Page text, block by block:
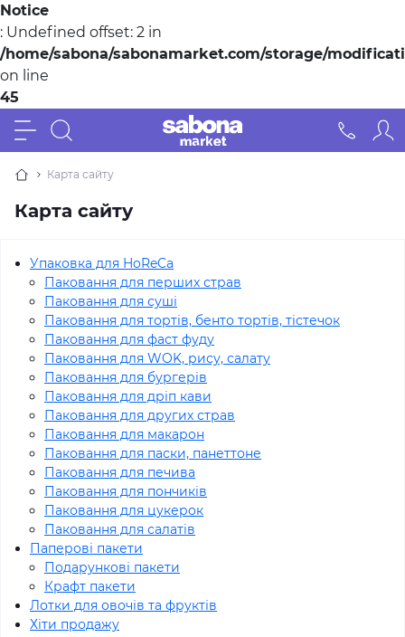
Notice
: Undefined offset: 2 in
/home/sabona/sabonamarket.com/storage/
on line
45
Карта сайту
Карта сайту
Упаковка для HoReCa
Паковання для перших страв
Паковання для суші
Паковання для тортів, бенто тортів, тістечок
Паковання для фаст фуду
Паковання для WOK, рису, салату
Паковання для бургерів
Паковання для дріп кави
Паковання для других страв
Паковання для макарон
Паковання для паски, панеттоне
Паковання для печива
Паковання для пончиків
Паковання для цукерок
Паковання для салатів
Паперові пакети
Подарункові пакети
Крафт пакети
Лотки для овочів та фруктів
Хіти продажу